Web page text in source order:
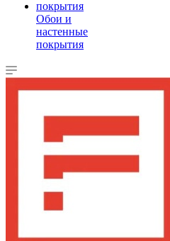
Обои и
настенные
покрытия